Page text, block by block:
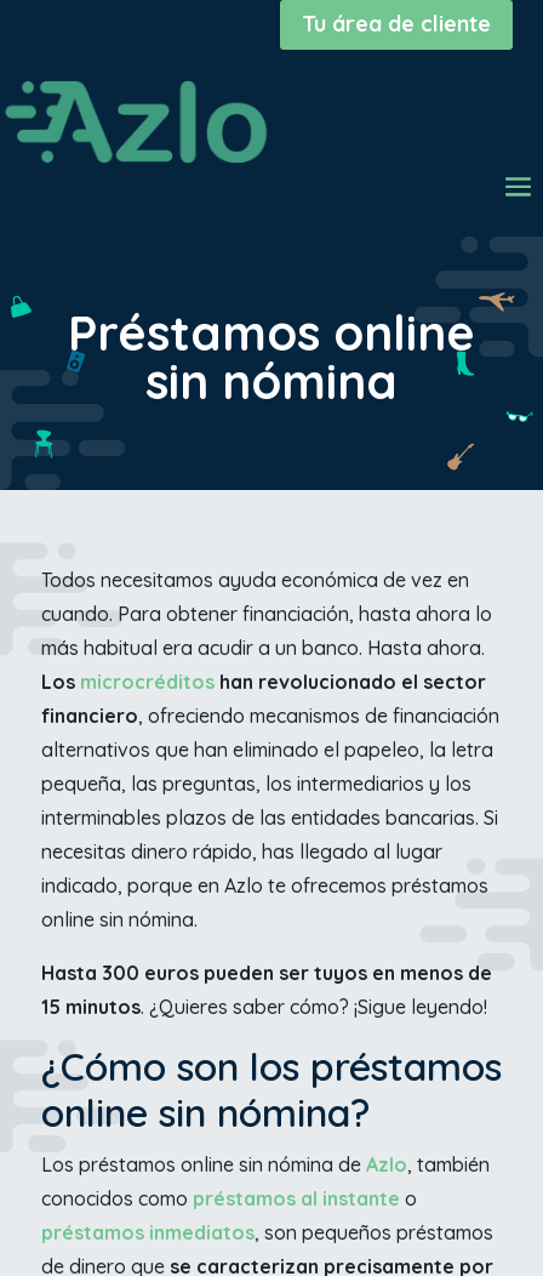
Tu área de cliente
Préstamos online
sin nómina
Todos necesitamos ayuda económica de vez en
cuando. Para obtener financiación, hasta ahora lo
más habitual era acudir a un banco. Hasta ahora.
Los microcréditoshan revolucionado el sector
financiero, ofreciendo mecanismos de financiación
alternativos que han eliminado el papeleo, la letra
pequeña, las preguntas, los intermediarios y los
interminables plazos de las entidades bancarias. Si
necesitas dinero rápido, has llegado al lugar
indicado, porque en Azlo te ofrecemos préstamos
online sin nómina.
Hasta 300 euros pueden ser tuyos en menos de
15 minutos. ¿Quieres saber cómo? ¡Sigue leyendo!
¿Cómo son los préstamos
online sin nómina?
Los préstamos online sin nómina de Azlo, también
conocidos como préstamos al instante o
préstamos inmediatos, son pequeños préstamos
de dinero quese caracterizan precisamente por